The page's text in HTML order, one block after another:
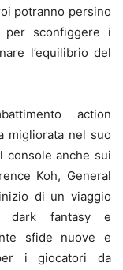
potranno persino
sconfiggere i
l’equilibrio del
action
migliorata nel suo
console anche sui
Koh, General
di un viaggio
dark fantasy e
sfide nuove e
i giocatori da